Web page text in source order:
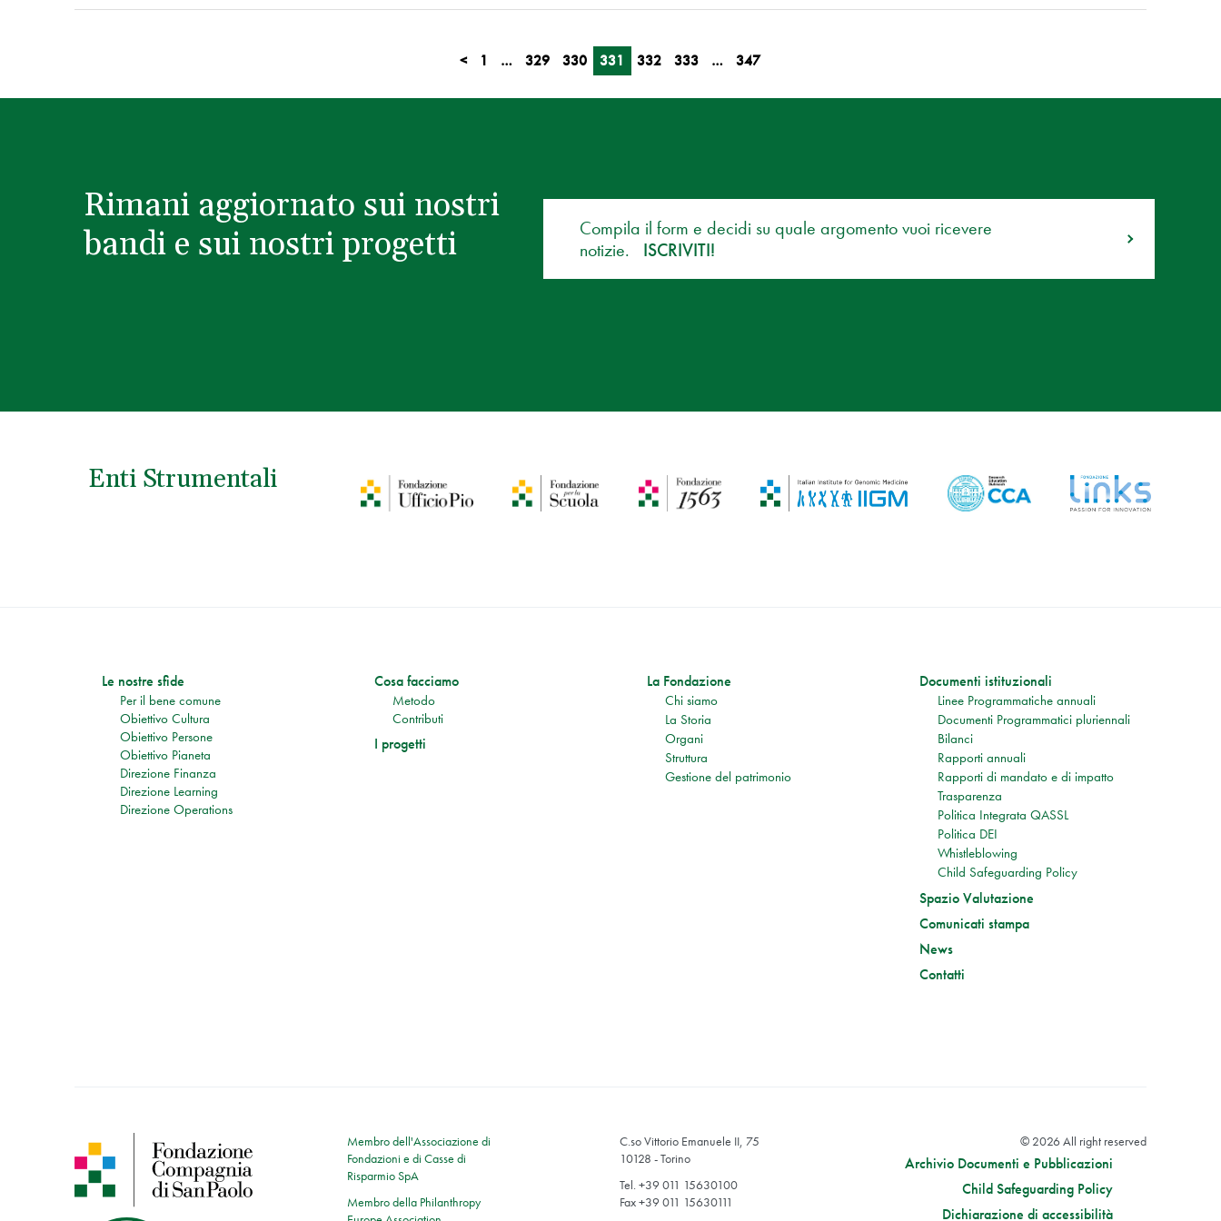
< 1 … 329 330 331 332 333 … 347
Rimani aggiornato sui nostri
bandi e sui nostri progetti
Compila il form e decidi su quale argomento vuoi ricevere
notizie.
ISCRIVITI!
Enti Strumentali
Le nostre sfide
Per il bene comune
Obiettivo Cultura
Obiettivo Persone
Obiettivo Pianeta
Direzione Finanza
Direzione Learning
Direzione Operations
Cosa facciamo
Metodo
Contributi
I progetti
La Fondazione
Chi siamo
La Storia
Organi
Struttura
Gestione del patrimonio
Documenti istituzionali
Linee Programmatiche annuali
Documenti Programmatici pluriennali
Bilanci
Rapporti annuali
Rapporti di mandato e di impatto
Trasparenza
Politica Integrata QASSL
Politica DEI
Whistleblowing
Child Safeguarding Policy
Spazio Valutazione
Comunicati stampa
News
Contatti
Membro dell'Associazione di
Fondazioni e di Casse di
Risparmio SpA
Membro della Philanthropy
C.so Vittorio Emanuele II, 75
10128 - Torino
Tel. +39 011 15630100
Fax +39 011 15630111
© 2026 All right reserved
Archivio Documenti e Pubblicazioni
Child Safeguarding Policy
Dichiarazione di accessibilità